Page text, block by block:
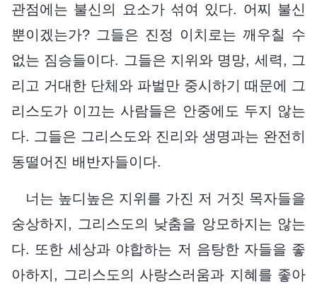
관점에는 불신의 요소가 섞여 있다. 어찌 불신
뿐이겠는가? 그들은 진정 이치로는 깨우칠 수
없는 짐승들이다. 그들은 지위와 명망, 세력, 그
리고 거대한 단체와 파벌만 중시하기 때문에 그
리스도가 이끄는 사람들은 안중에도 두지 않는
다. 그들은 그리스도와 진리와 생명과는 완전히
동떨어진 배반자들이다.
너는 높디높은 지위를 가진 저 거짓 목자들을
숭상하지, 그리스도의 낮춤을 앙모하지는 않는
다. 또한 세상과 야합하는 저 음탕한 자들을 좋
아하지, 그리스도의 사랑스러움과 지혜를 좋아